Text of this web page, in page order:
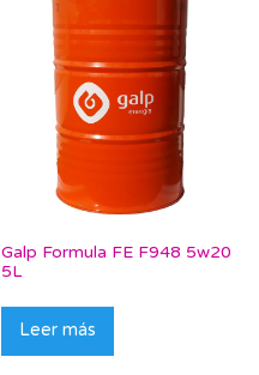
Galp Formula FE F948 5w20
5L
Leer más